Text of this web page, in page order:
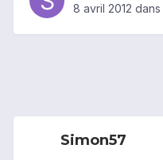
8 avril 2012 dans
Simon57